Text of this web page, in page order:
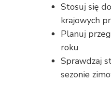
Stosuj się
krajowych
Planuj
roku
Sprawdzaj
sezonie